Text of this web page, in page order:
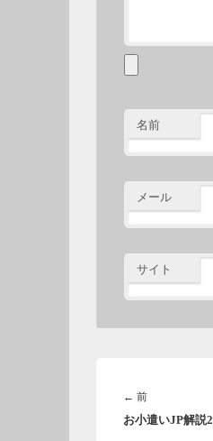
名前
メール
サイト
稿
ナ
← 前前
の
お小遣いJP解説2